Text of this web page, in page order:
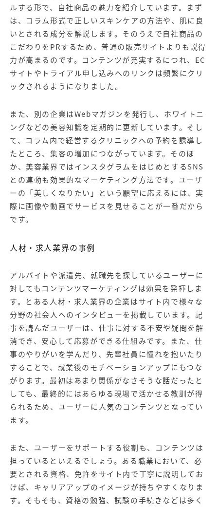
ルする形で、自社商品の魅力を紹介しています。まず
は、コラム形式で正しいスキンケアの方法や、肌に良
いとされる成分を解説します。そのうえで自社商品の
こだわりをPRするため、普通の販売サイトよりも説得
力が高まるのです。コンテンツが充実するにつれ、EC
サイトやトライアル申し込みへのリンクは頻繁にクリ
ックされるようになりました。
また、別の企業はWebマガジンを発行し、ホワイトニ
ングなどの美容知識を定期的に更新しています。そし
て、コラム内で経営するクリニックへの予約を誘導し
たところ、集客の増加につながっています。そのほ
か、美容業界ではインスタグラムをはじめとするSNS
との連動も効果的なマーケティング方法です。ユーザ
ーの「美しくなりたい」という願望に応えるには、実
際に画像や動画でサービスを見せることが一番だから
です。
人材・求人業界の事例
アルバイトや派遣先、就職先を探しているユーザーに
対してもコンテンツマーケティングは効果を発揮しま
す。とある人材・求人業界の企業はサイト内で様々な
分野の社会人へのインタビューを掲載しています。記
事を読んだユーザーは、仕事に対する不安や疑問を解
消でき、安心して応募ができる仕組みです。また、仕
事のやりがいを学んだり、先輩社員に憧れを抱いたり
することで、就業後のモチベーションアップにもつな
がります。最初はあまり関係がなさそうな話だったと
しても、最終的にはあらゆる現場で活かせる教訓が得
られるため、ユーザーに人気のコンテンツとなってい
ます。
また、ユーザーをサポートする役割も、コンテンツは
担っているといえるでしょう。ある職業において、必
要とされる資格、免許をサイト内で丁寧に説明してお
けば、キャリアアップのイメージが持ちやすくなりま
す。そもそも、資格の勉強、試験の手続きなどは多く